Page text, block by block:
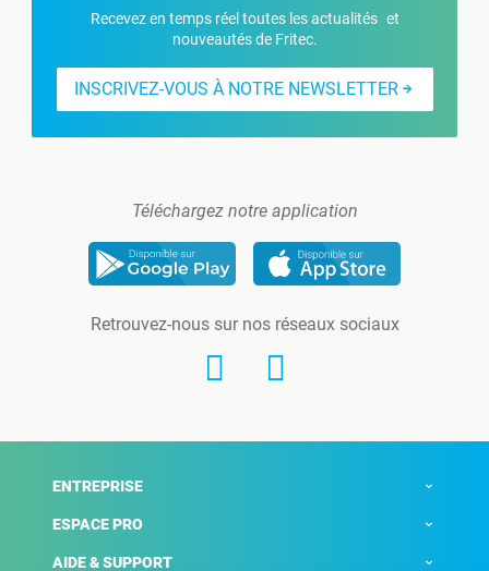
Recevez en temps réel toutes les actualités et
nouveautés de Fritec.
INSCRIVEZ-VOUS À NOTRE NEWSLETTER
Téléchargez notre application
Retrouvez-nous sur nos réseaux sociaux
ENTREPRISE
ESPACE PRO
AIDE & SUPPORT